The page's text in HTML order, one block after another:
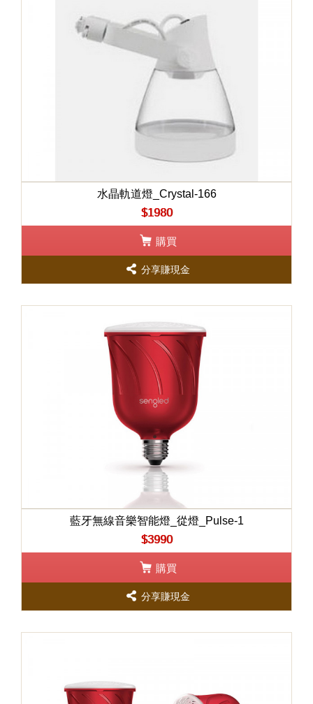
水晶軌道燈_Crystal-166
$1980
購買
分享賺現金
藍牙無線音樂智能燈_從燈_Pulse-1
$3990
購買
分享賺現金